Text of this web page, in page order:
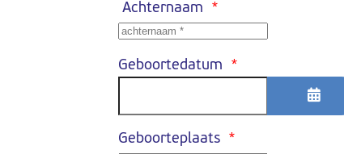
Achternaam *
Geboortedatum *
Geboorteplaats *